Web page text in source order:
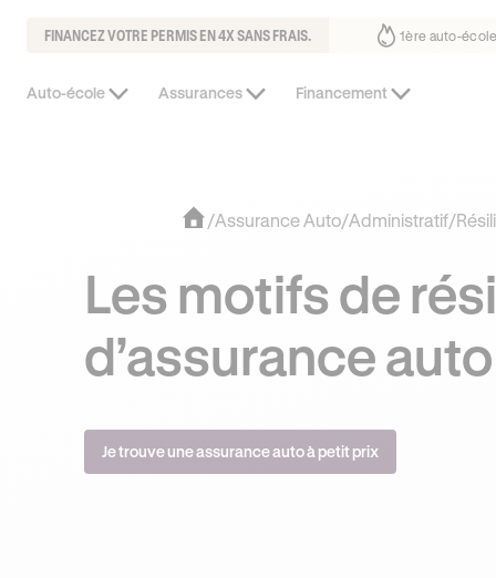
FINANCEZ VOTRE PERMIS EN 4X SANS FRAIS.
fait déjà confiance 30% moins chère que l’auto-école de votre
Auto-école Assurances Financement
/Assurance Auto/Administratif/
Les motifs de
d’assurance auto
Je trouve une assurance auto à petit prix